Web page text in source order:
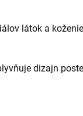
látok a
dizajn